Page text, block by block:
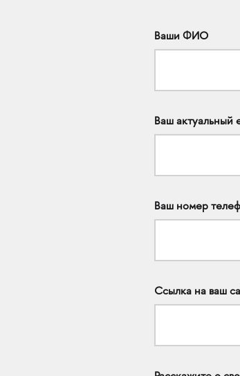
Ваши ФИО
Ваш актуальный
Ваш номер
Ссылка на ваш